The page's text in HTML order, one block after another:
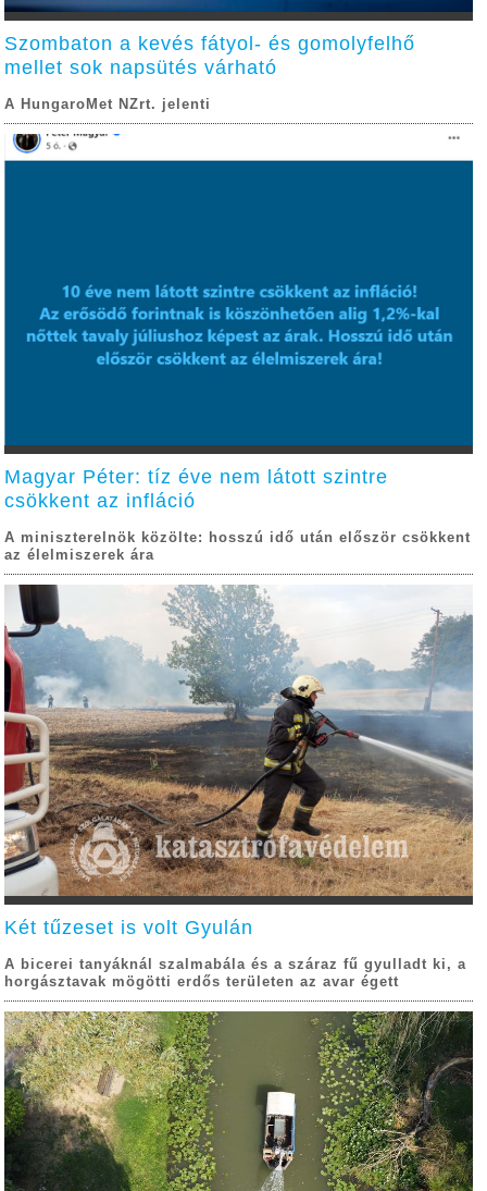
Szombaton a kevés fátyol- és gomolyfelhő
mellet sok napsütés várható
A HungaroMet NZrt. jelenti
Magyar Péter: tíz éve nem látott szintre
csökkent az infláció
A miniszterelnök közölte: hosszú idő után először csökkent
az élelmiszerek ára
Két tűzeset is volt Gyulán
A bicerei tanyáknál szalmabála és a száraz fű gyulladt ki, a
horgásztavak mögötti erdős területen az avar égett